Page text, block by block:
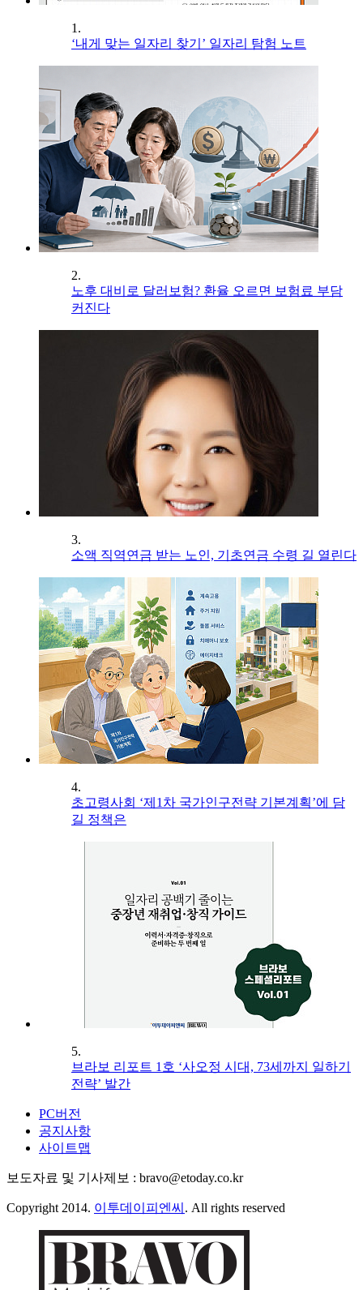
1.
‘내게 맞는 일자리 찾기’ 일자리 탐험 노트
2.
노후 대비로 달러보험? 환율 오르면 보험료 부담
커진다
3.
소액 직역연금 받는 노인, 기초연금 수령 길 열린다
4.
초고령사회 ‘제1차 국가인구전략 기본계획’에 담
길 정책은
5.
브라보 리포트 1호 ‘사오정 시대, 73세까지 일하기
전략’ 발간
PC버전
공지사항
사이트맵
보도자료 및 기사제보 : bravo@etoday.co.kr
Copyright 2014. 이투데이피엔씨 . All rights reserved